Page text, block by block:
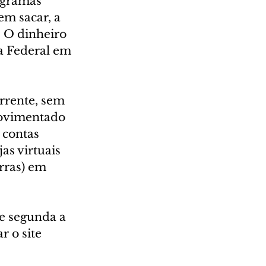
sacar, a
O dinheiro
Federal em
sem
virtuais
em
segunda a
o site